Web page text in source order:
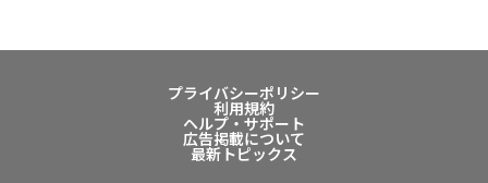
プライバシーポリシー
利用規約
ヘルプ・サポート
広告掲載について
最新トピックス